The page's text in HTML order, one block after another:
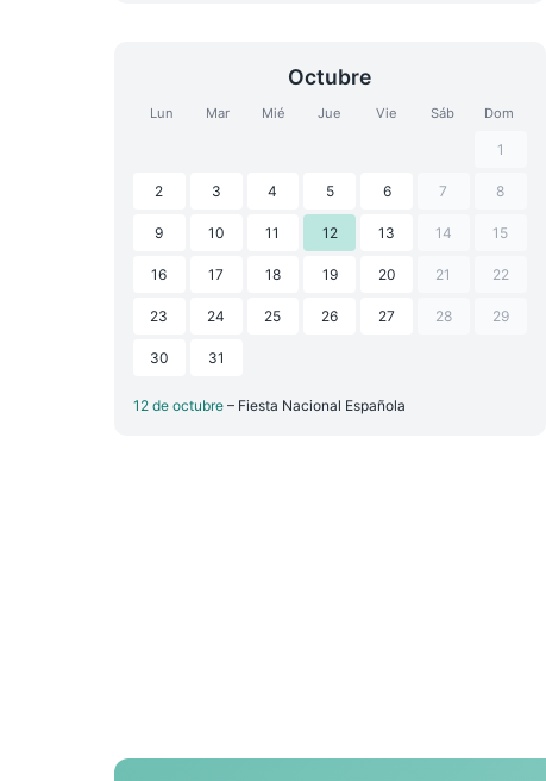
Octubre
Lun Mar Mié Jue Vie Sáb Dom
1
2 3 4 5 6 7 8
9 10 11 12 13 14 15
16 17 18 19 20 21 22
23 24 25 26 27 28 29
30 31
12 de octubre – Fiesta Nacional Española